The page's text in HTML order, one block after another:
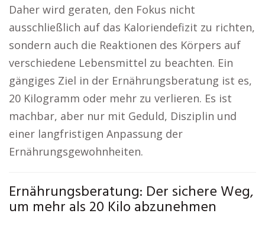
Daher wird geraten, den Fokus nicht
ausschließlich auf das Kaloriendefizit zu richten,
sondern auch die Reaktionen des Körpers auf
verschiedene Lebensmittel zu beachten. Ein
gängiges Ziel in der Ernährungsberatung ist es,
20 Kilogramm oder mehr zu verlieren. Es ist
machbar, aber nur mit Geduld, Disziplin und
einer langfristigen Anpassung der
Ernährungsgewohnheiten.
Ernährungsberatung: Der sichere Weg,
um mehr als 20 Kilo abzunehmen